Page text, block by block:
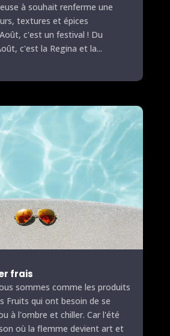
à souhait renferme une
textures et épices
c'est un festival ! Du
c'est la Regina et la...
frais
sommes comme les produits
Fruits qui ont besoin de se
à l'ombre et chiller. Car l'été
où la flemme devient art et